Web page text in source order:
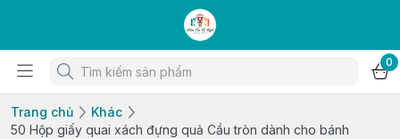
0
Trang chủ
Khác
50 Hộp giấy quai xách đựng quả Cầu tròn dành cho bánh